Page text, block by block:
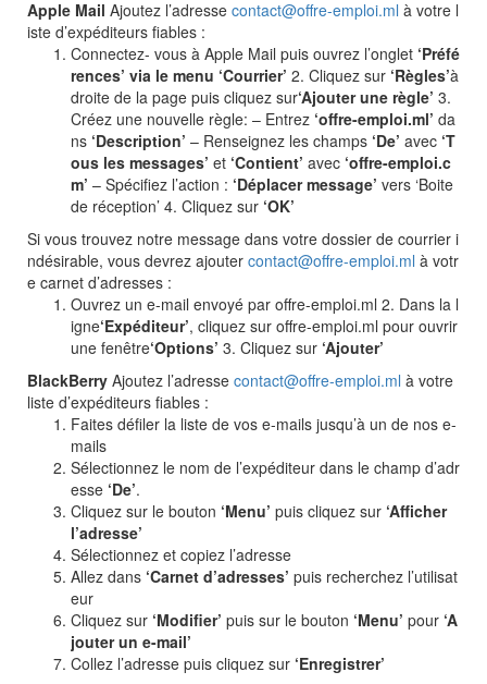
Apple Mail Ajoutez l’adresse contact@offre-emploi.ml à votre l
iste d’expéditeurs fiables :
Connectez- vous à Apple Mail puis ouvrez l’onglet ‘Préfé
rences’ via le menu ‘Courrier’ 2. Cliquez sur ‘Règles’à
droite de la page puis cliquez sur‘Ajouter une règle’ 3.
Créez une nouvelle règle: – Entrez ‘offre-emploi.ml’ da
ns ‘Description’ – Renseignez les champs ‘De’ avec ‘T
ous les messages’ et ‘Contient’ avec ‘offre-emploi.c
m’ – Spécifiez l’action : ‘Déplacer message’ vers ‘Boite
de réception’ 4. Cliquez sur ‘OK’
Si vous trouvez notre message dans votre dossier de courrier i
ndésirable, vous devrez ajouter contact@offre-emploi.ml à votr
e carnet d’adresses :
Ouvrez un e-mail envoyé par offre-emploi.ml 2. Dans la l
igne‘Expéditeur’, cliquez sur offre-emploi.ml pour ouvrir
une fenêtre‘Options’ 3. Cliquez sur ‘Ajouter’
BlackBerry Ajoutez l’adresse contact@offre-emploi.ml à votre
liste d’expéditeurs fiables :
Faites défiler la liste de vos e-mails jusqu’à un de nos e-
mails
Sélectionnez le nom de l’expéditeur dans le champ d’adr
esse ‘De’.
Cliquez sur le bouton ‘Menu’ puis cliquez sur ‘Afficher
l’adresse’
Sélectionnez et copiez l’adresse
Allez dans ‘Carnet d’adresses’ puis recherchez l’utilisat
eur
Cliquez sur ‘Modifier’ puis sur le bouton ‘Menu’ pour ‘A
jouter un e-mail’
Collez l’adresse puis cliquez sur ‘Enregistrer’